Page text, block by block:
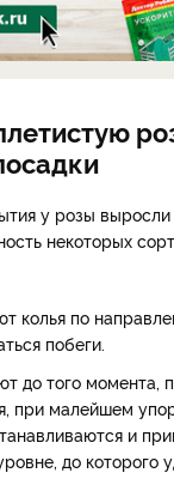
у розы
некоторых
колья по
побеги.
до того момента,
при малейшем
и
до которого